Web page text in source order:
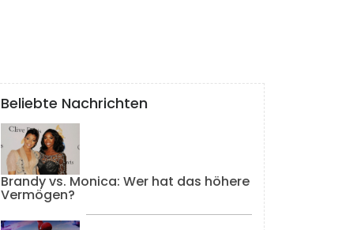
Beliebte Nachrichten
Brandy vs. Monica: Wer hat das höhere
Vermögen?